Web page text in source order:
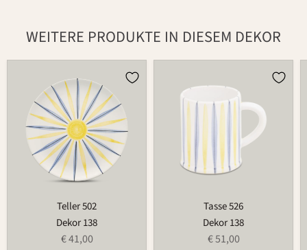
WEITERE PRODUKTE IN DIESEM DEKOR
Teller 502
Dekor 138
€ 41,00
Tasse 526
Dekor 138
€ 51,00